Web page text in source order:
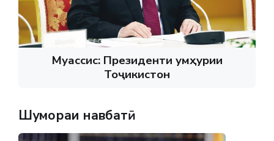
Муассис: Президенти Ҷумҳурии
Тоҷикистон
Шумораи навбатӣ